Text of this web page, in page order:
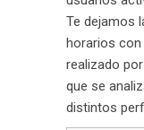
Te dejamos
horarios
realizado
que se
distintos